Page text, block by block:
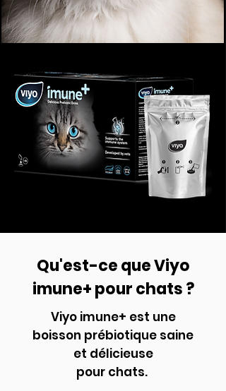
Qu'est-ce que Viyo
imune+ pour chats ?
Viyo imune+ est une
boisson prébiotique saine
et délicieuse
pour chats.